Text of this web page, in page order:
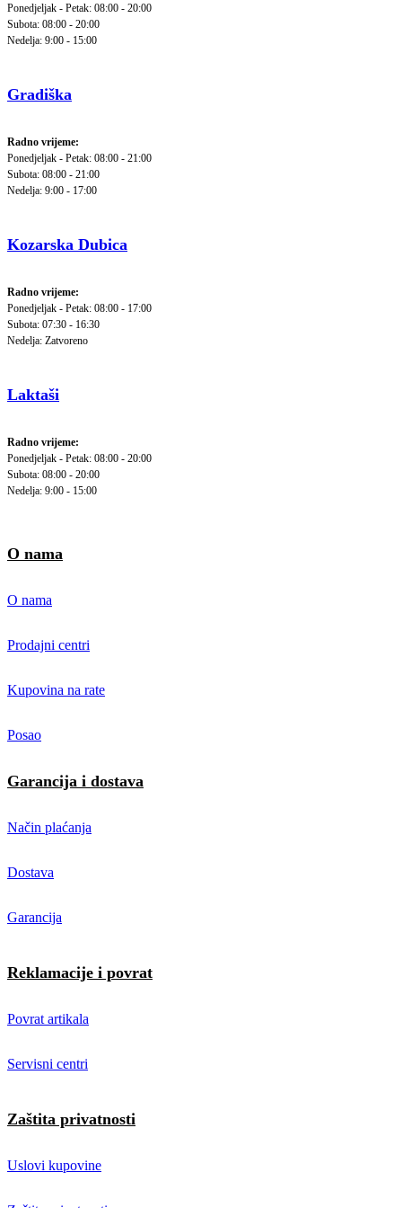
Ponedjeljak - Petak: 08:00 - 20:00
Subota: 08:00 - 20:00
Nedelja: 9:00 - 15:00
Gradiška
Radno vrijeme:
Ponedjeljak - Petak: 08:00 - 21:00
Subota: 08:00 - 21:00
Nedelja: 9:00 - 17:00
Kozarska Dubica
Radno vrijeme:
Ponedjeljak - Petak: 08:00 - 17:00
Subota: 07:30 - 16:30
Nedelja: Zatvoreno
Laktaši
Radno vrijeme:
Ponedjeljak - Petak: 08:00 - 20:00
Subota: 08:00 - 20:00
Nedelja: 9:00 - 15:00
O nama
O nama
Prodajni centri
Kupovina na rate
Posao
Garancija i dostava
Način plaćanja
Dostava
Garancija
Reklamacije i povrat
Povrat artikala
Servisni centri
Zaštita privatnosti
Uslovi kupovine